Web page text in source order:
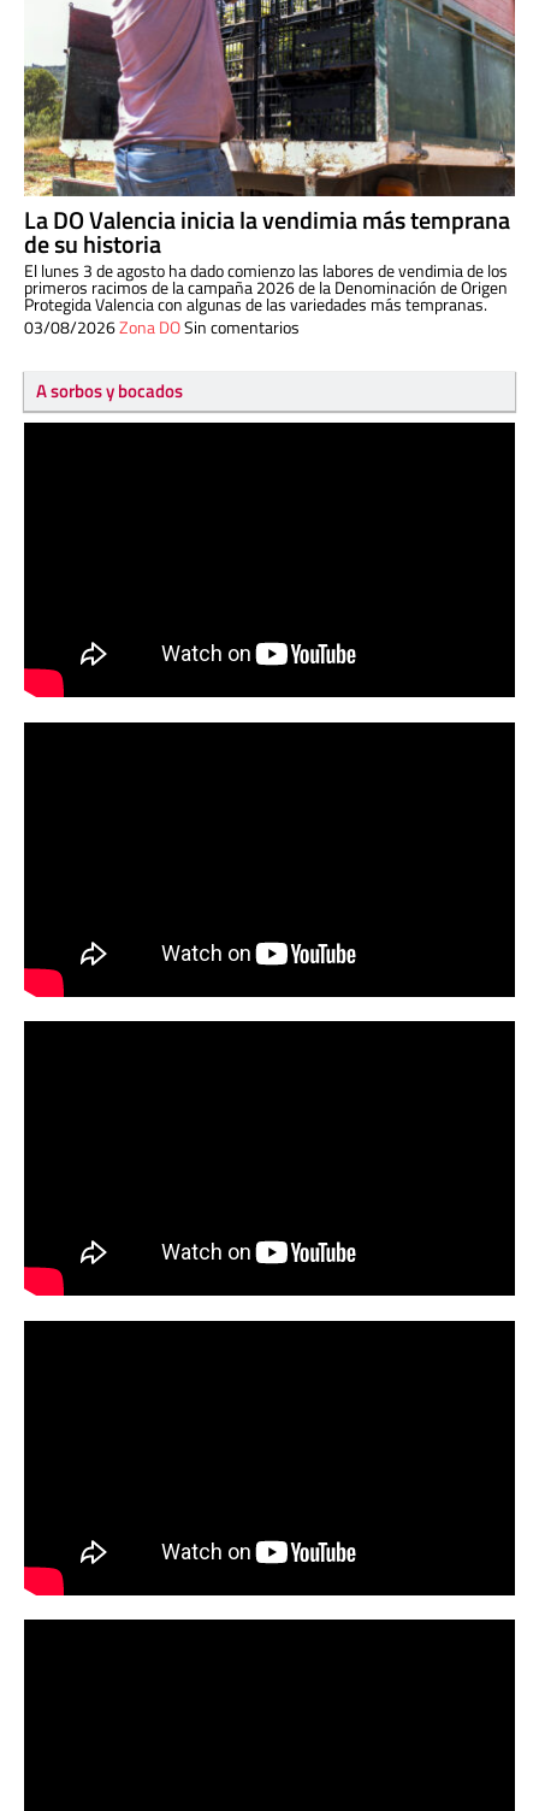
La DO Valencia inicia la vendimia más temprana
de su historia
El lunes 3 de agosto ha dado comienzo las labores de vendimia de los
primeros racimos de la campaña 2026 de la Denominación de Origen
Protegida Valencia con algunas de las variedades más tempranas.
03/08/2026Zona DOSin comentarios
A sorbos y bocados